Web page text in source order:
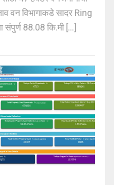
वन विभागाकडे सादर Ring
संपुर्ण 88.08 कि.मी [...]